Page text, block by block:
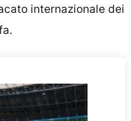
internazionale dei